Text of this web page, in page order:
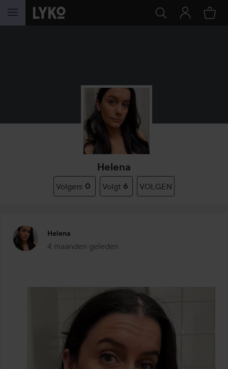
GA NAAR INHOUD
Helena
Volgers 0 Volgt 6 VOLGEN
Helena
4 maanden geleden
Het bericht is gemaakt 4 maanden geleden